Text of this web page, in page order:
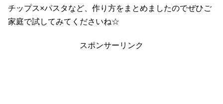
チップス×パスタなど、作り方をまとめましたのでぜひご
家庭で試してみてくださいね☆
スポンサーリンク